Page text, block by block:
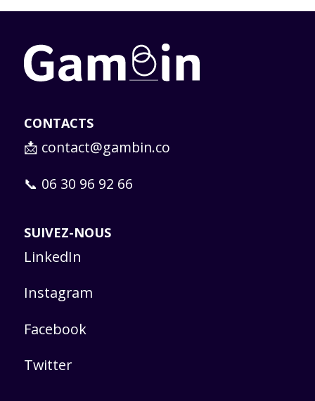
CONTACTS
📩 contact@gambin.co
📞 06 30 96 92 66
SUIVEZ-NOUS
LinkedIn
Instagram
Facebook
Twitter